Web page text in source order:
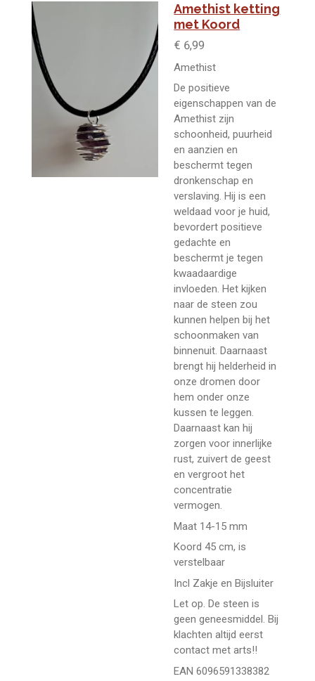
Amethist ketting
met Koord
€ 6,99
Amethist
De positieve
eigenschappen van de
Amethist zijn
schoonheid, puurheid
en aanzien en
beschermt tegen
dronkenschap en
verslaving. Hij is een
weldaad voor je huid,
bevordert positieve
gedachte en
beschermt je tegen
kwaadaardige
invloeden. Het kijken
naar de steen zou
kunnen helpen bij het
schoonmaken van
binnenuit. Daarnaast
brengt hij helderheid in
onze dromen door
hem onder onze
kussen te leggen.
Daarnaast kan hij
zorgen voor innerlijke
rust, zuivert de geest
en vergroot het
concentratie
vermogen.
Maat 14-15 mm
Koord 45 cm, is
verstelbaar
Incl Zakje en Bijsluiter
Let op. De steen is
geen geneesmiddel. Bij
klachten altijd eerst
contact met arts!!
EAN 6096591338382